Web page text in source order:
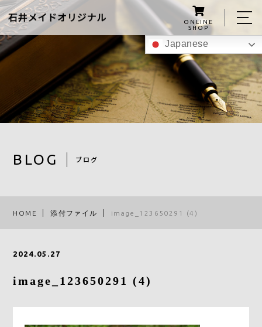
ONLINE
SHOP
Japanese
BLOG ブログ
HOME 添付ファイル image_123650291 (4)
2024.05.27
image_123650291 (4)
ホーム
私たちについて
こんにゃくグミの紹介
ブログ